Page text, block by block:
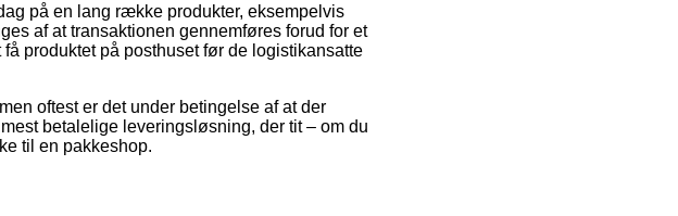
på en lang række produkter, eksempelvis
af at transaktionen gennemføres forud for et
produktet på posthuset før de logistikansatte
oftest er det under betingelse af at der
betalelige leveringsløsning, der tit – om du
til en pakkeshop.